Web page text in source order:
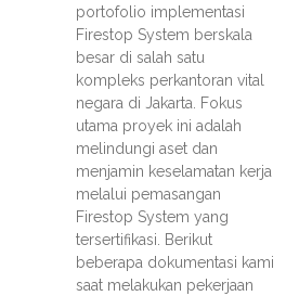
portofolio implementasi
Firestop System berskala
besar di salah satu
kompleks perkantoran vital
negara di Jakarta. Fokus
utama proyek ini adalah
melindungi aset dan
menjamin keselamatan kerja
melalui pemasangan
Firestop System yang
tersertifikasi. Berikut
beberapa dokumentasi kami
saat melakukan pekerjaan